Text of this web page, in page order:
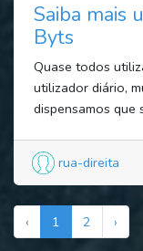
Saiba mais
Byts
Quase todos
utilizador diário,
dispensamos que
rua-direita
‹ 1 2 ›